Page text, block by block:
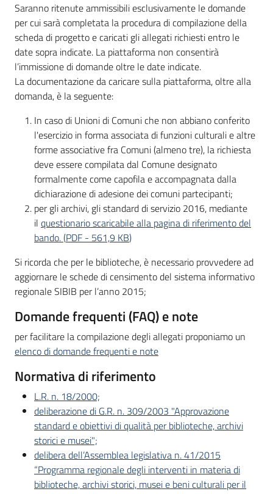
Saranno ritenute ammissibili esclusivamente le domande
per cui sarà completata la procedura di compilazione della
scheda di progetto e caricati gli allegati richiesti entro le
date sopra indicate. La piattaforma non consentirà
l’immissione di domande oltre le date indicate.
La documentazione da caricare sulla piattaforma, oltre alla
domanda, è la seguente:
In caso di Unioni di Comuni che non abbiano conferito
l'esercizio in forma associata di funzioni culturali e altre
forme associative fra Comuni (almeno tre), la richiesta
deve essere compilata dal Comune designato
formalmente come capofila e accompagnata dalla
dichiarazione di adesione dei comuni partecipanti;
per gli archivi, gli standard di servizio 2016, mediante
il questionario scaricabile alla pagina di riferimento del
bando.(PDF - 561,9 KB)
Si ricorda che per le biblioteche, è necessario provvedere ad
aggiornare le schede di censimento del sistema informativo
regionale SIBIB per l’anno 2015;
Domande frequenti (FAQ) e note
per facilitare la compilazione degli allegati proponiamo un
elenco di domande frequenti e note
Normativa di riferimento
L.R. n. 18/2000;
deliberazione di G.R. n. 309/2003 "Approvazione
standard e obiettivi di qualità per biblioteche, archivi
storici e musei";
delibera dell’Assemblea legislativa n. 41/2015
“Programma regionale degli interventi in materia di
biblioteche, archivi storici, musei e beni culturali per il